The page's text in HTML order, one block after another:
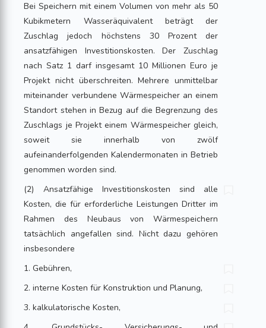
Bei Speichern mit einem Volumen von mehr als 50
Kubikmetern Wasseräquivalent beträgt der
Zuschlag jedoch höchstens 30 Prozent der
ansatzfähigen Investitionskosten. Der Zuschlag
nach Satz 1 darf insgesamt 10 Millionen Euro je
Projekt nicht überschreiten. Mehrere unmittelbar
miteinander verbundene Wärmespeicher an einem
Standort stehen in Bezug auf die Begrenzung des
Zuschlags je Projekt einem Wärmespeicher gleich,
soweit sie innerhalb von zwölf
aufeinanderfolgenden Kalendermonaten in Betrieb
genommen worden sind.
(2) Ansatzfähige Investitionskosten sind alle
Kosten, die für erforderliche Leistungen Dritter im
Rahmen des Neubaus von Wärmespeichern
tatsächlich angefallen sind. Nicht dazu gehören
insbesondere
1. Gebühren,
2. interne Kosten für Konstruktion und Planung,
3. kalkulatorische Kosten,